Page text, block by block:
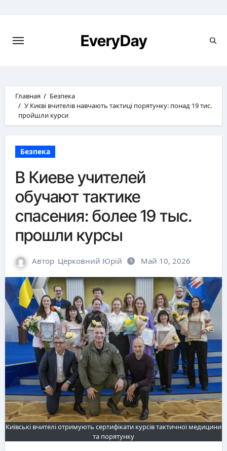
EveryDay
Главная
Безпека
У Києві вчителів навчають тактиці порятунку: понад 19 тис.
пройшли курси
Безпека
В Киеве учителей
обучают тактике
спасения: более 19 тыс.
прошли курсы
Автор Церковний Юрій Май 10, 2026
Київські вчителі отримують сертифікати курсів тактичної медицини
та порятунку